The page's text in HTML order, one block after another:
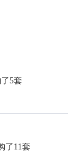
5套
了11套